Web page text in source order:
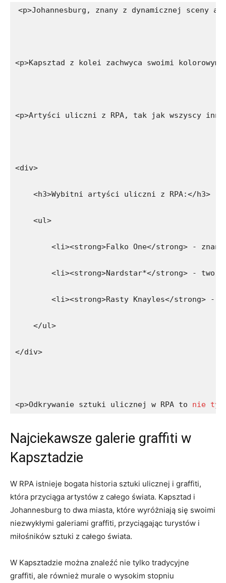
<p>Johannesburg, znany z dynamicznej
<p>Kapsztad z kolei zachwyca swoimi
<p>Artyści uliczni z RPA, tak jak wszyscy inni,
<div>
    <h3>Wybitni artyści uliczni z RPA:</h3>
    <ul>
<li><strong>Falko One</strong> -
<li><strong>Nardstar*</strong> -
<li><strong>Rasty Knayles</strong> -
    </ul>
</div>
<p>Odkrywanie sztuki ulicznej w RPA to nie
Najciekawsze ‌galerie graffiti w
Kapsztadzie
W RPA istnieje bogata historia sztuki ulicznej i graffiti,
która ⁤przyciąga artystów z całego⁢ świata. Kapsztad i
Johannesburg⁢ to dwa miasta, które wyróżniają się swoimi
‍niezwykłymi galeriami​ graffiti, ‌przyciągając​ turystów i
miłośników sztuki z całego świata.
W Kapsztadzie można znaleźć nie tylko tradycyjne​
graffiti, ale również murale o wysokim stopniu